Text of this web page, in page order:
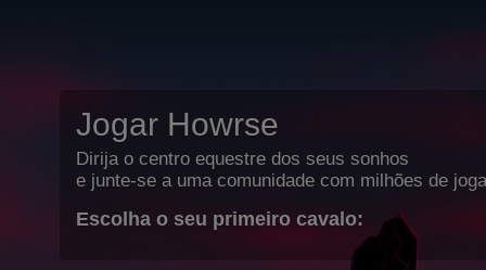
Jogar Howrse
Dirija o centro equestre dos seus sonhos
e junte-se a uma comunidade com milhões de
Escolha o seu primeiro cavalo: